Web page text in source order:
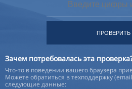
ПРОВЕРИТЬ
Зачем потребовалась эта
Что-то в поведении вашего браузера
Можете обратиться в техподдержку
следующие данные: